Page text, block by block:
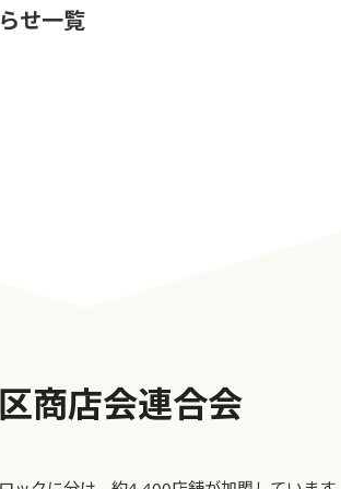
せ一覧
商店会連合会